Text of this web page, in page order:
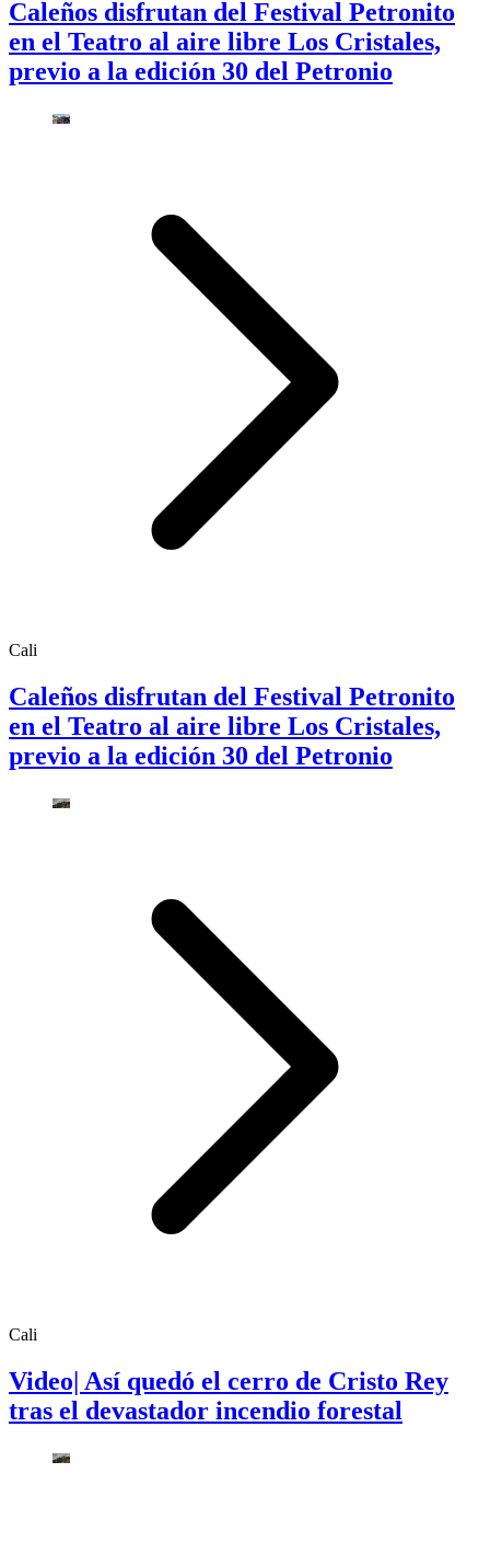
Caleños disfrutan del Festival Petronito
en el Teatro al aire libre Los Cristales,
previo a la edición 30 del Petronio
Cali
Caleños disfrutan del Festival Petronito
en el Teatro al aire libre Los Cristales,
previo a la edición 30 del Petronio
Cali
Video| Así quedó el cerro de Cristo Rey
tras el devastador incendio forestal